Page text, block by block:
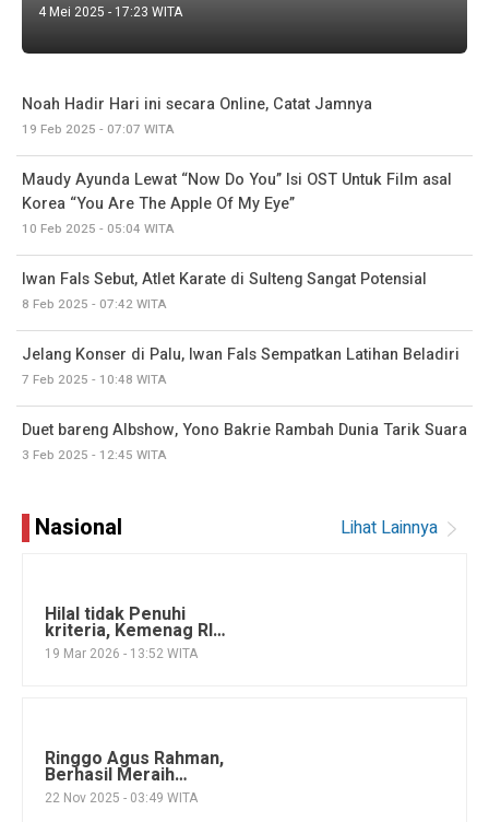
4 Mei 2025 - 17:23 WITA
Noah Hadir Hari ini secara Online, Catat Jamnya
19 Feb 2025 - 07:07 WITA
Maudy Ayunda Lewat “Now Do You” Isi OST Untuk Film asal
Korea “You Are The Apple Of My Eye”
10 Feb 2025 - 05:04 WITA
Iwan Fals Sebut, Atlet Karate di Sulteng Sangat Potensial
8 Feb 2025 - 07:42 WITA
Jelang Konser di Palu, Iwan Fals Sempatkan Latihan Beladiri
7 Feb 2025 - 10:48 WITA
Duet bareng AIbshow, Yono Bakrie Rambah Dunia Tarik Suara
3 Feb 2025 - 12:45 WITA
Nasional Lihat Lainnya
Hilal tidak Penuhi
kriteria, Kemenag RI
tetapkan Hari Raya Idul
Fitri di Hari Sabtu 21
19 Mar 2026 - 13:52 WITA
Ringgo Agus Rahman,
Berhasil Meraih
Predikat Pemeran
Utama Pria Terbaik di
22 Nov 2025 - 03:49 WITA